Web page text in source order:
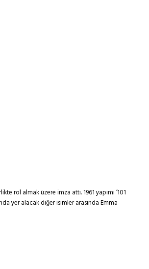
almak üzere imza attı. 1961 yapımı ‘101
yer alacak diğer isimler arasında Emma